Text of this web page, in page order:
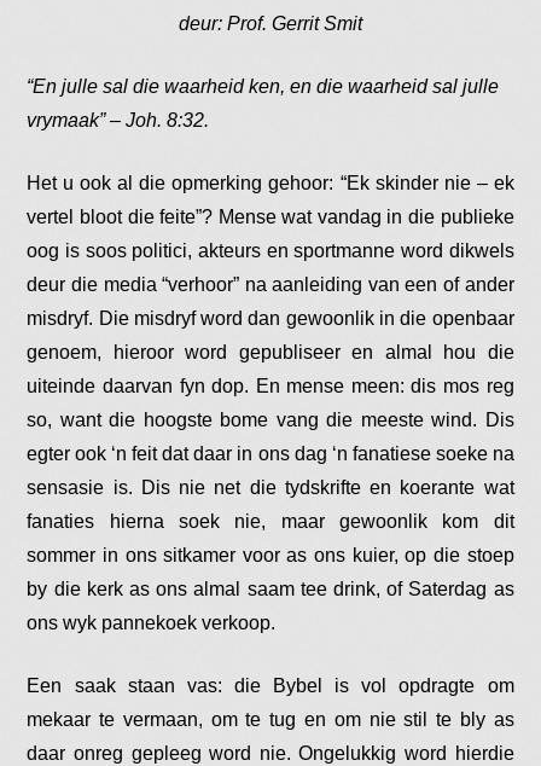
deur: Prof. Gerrit Smit
“En julle sal die waarheid ken, en die waarheid sal julle
vrymaak” – Joh. 8:32.
Het u ook al die opmerking gehoor: “Ek skinder nie – ek
vertel bloot die feite”? Mense wat vandag in die publieke
oog is soos politici, akteurs en sportmanne word dikwels
deur die media “verhoor” na aanleiding van een of ander
misdryf. Die misdryf word dan gewoonlik in die openbaar
genoem, hieroor word gepubliseer en almal hou die
uiteinde daarvan fyn dop. En mense meen: dis mos reg
so, want die hoogste bome vang die meeste wind. Dis
egter ook ‘n feit dat daar in ons dag ‘n fanatiese soeke na
sensasie is. Dis nie net die tydskrifte en koerante wat
fanaties hierna soek nie, maar gewoonlik kom dit
sommer in ons sitkamer voor as ons kuier, op die stoep
by die kerk as ons almal saam tee drink, of Saterdag as
ons wyk pannekoek verkoop.
Een saak staan vas: die Bybel is vol opdragte om
mekaar te vermaan, om te tug en om nie stil te bly as
daar onreg gepleeg word nie. Ongelukkig word hierdie